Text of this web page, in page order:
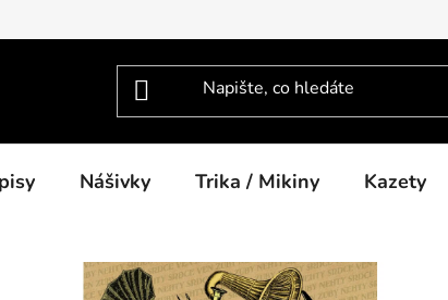
Nášivky Trika / Mikiny Kazety